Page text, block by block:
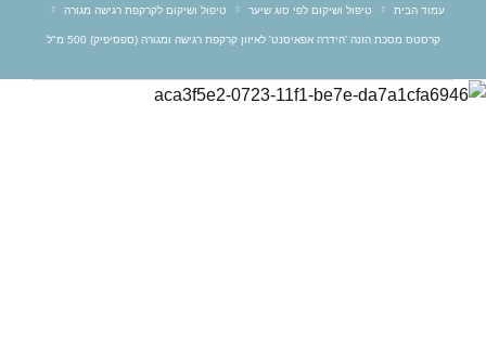
עמוד הבית טיפול ושיקום לפי סוג שיער טיפול ושיקום לקרקפת רגישה מגורה
קרסטס מסכת הזנה 'הידרה אפאיסנט' לאיזון קרקפת רגישה ומגורה (ספסיפיק) 500 מ"ל